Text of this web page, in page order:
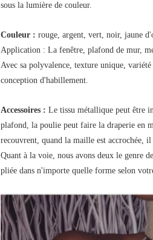
sous la lumière de couleur.
Couleur : rouge, argent, vert, noir, jaune
Application : La fenêtre, plafond de mur,
Avec sa polyvalence, texture unique,
conception d'habillement.
Accessoires : Le tissu métallique peut être
plafond, la poulie peut faire la draperie en
recouvrent, quand la maille est accrochée,
Quant à la voie, nous avons deux le genre
pliée dans n'importe quelle forme selon